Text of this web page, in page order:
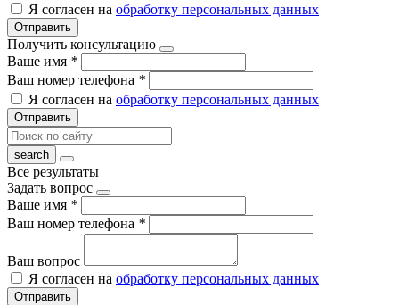
Я согласен на обработку персональных данных
Отправить
Получить консультацию
Ваше имя *
Ваш номер телефона *
Я согласен на обработку персональных данных
Отправить
Все результаты
Задать вопрос
Ваше имя *
Ваш номер телефона *
Ваш вопрос
Я согласен на обработку персональных данных
Отправить